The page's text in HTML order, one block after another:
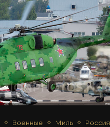
Военные Миль
Россия